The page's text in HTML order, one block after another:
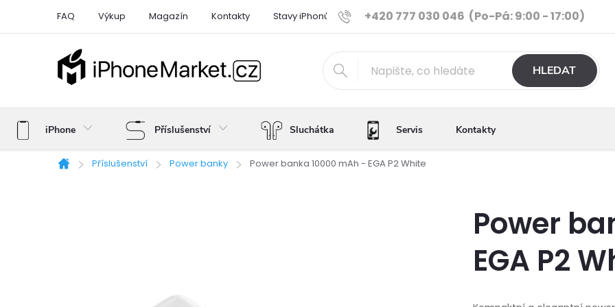
+420 777 030 046 (Po-Pá: 9:00 - 17:00)
FAQ Výkup Magazín Kontakty Stavy iPhonů Ověřené iPhony Výhody e-shopu Porovnání
HLEDAT
iPhone Příslušenství Sluchátka Servis Kontakty
Domů
Příslušenství Power banky Power banka 10000 mAh - EGA P2 White
Power
EGA P2